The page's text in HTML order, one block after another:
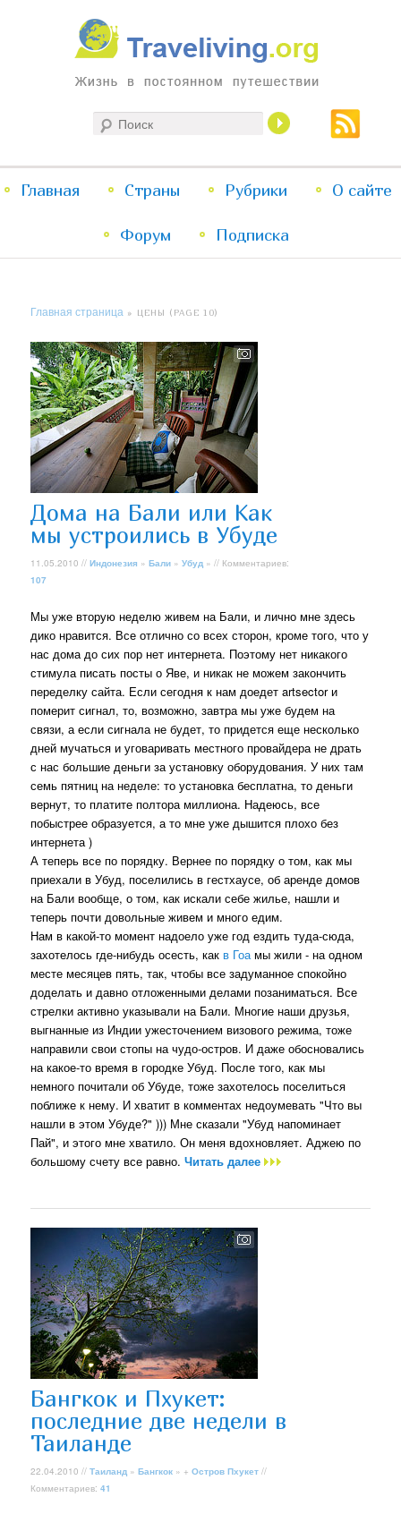
Traveliving
Жизнь в постоянном путешествии
меню
Перейти
к
Перейти
к
Главная Страны Рубрики О сайте
Форум Подписка
Главная страница » ЦЕНЫ (PAGE 10)
Дома на Бали или Как
мы устроились в Убуде
11.05.2010 //Индонезия »Бали »Убуд » // Комментариев:
107
Мы уже вторую неделю живем на Бали, и лично мне здесь
дико нравится. Все отлично со всех сторон, кроме того, что у
нас дома до сих пор нет интернета. Поэтому нет никакого
стимула писать посты о Яве, и никак не можем закончить
переделку сайта. Если сегодня к нам доедет artsector и
померит сигнал, то, возможно, завтра мы уже будем на
связи, а если сигнала не будет, то придется еще несколько
дней мучаться и уговаривать местного провайдера не драть
с нас большие деньги за установку оборудования. У них там
семь пятниц на неделе: то установка бесплатна, то деньги
вернут, то платите полтора миллиона. Надеюсь, все
побыстрее образуется, а то мне уже дышится плохо без
интернета )
А теперь все по порядку. Вернее по порядку о том, как мы
приехали в Убуд, поселились в гестхаусе, об аренде домов
на Бали вообще, о том, как искали себе жилье, нашли и
теперь почти довольные живем и много едим.
Нам в какой-то момент надоело уже год ездить туда-сюда,
захотелось где-нибудь осесть, как в Гоа мы жили - на одном
месте месяцев пять, так, чтобы все задуманное спокойно
доделать и давно отложенными делами позаниматься. Все
стрелки активно указывали на Бали. Многие наши друзья,
выгнанные из Индии ужесточением визового режима, тоже
направили свои стопы на чудо-остров. И даже обосновались
на какое-то время в городке Убуд. После того, как мы
немного почитали об Убуде, тоже захотелось поселиться
поближе к нему. И хватит в комментах недоумевать "Что вы
нашли в этом Убуде?" ))) Мне сказали "Убуд напоминает
Пай", и этого мне хватило. Он меня вдохновляет. Аджею по
большому счету все равно.Читать далее
Бангкок и Пхукет:
последние две недели в
Таиланде
22.04.2010 //Таиланд »Бангкок » +Остров Пхукет //
Комментариев:41